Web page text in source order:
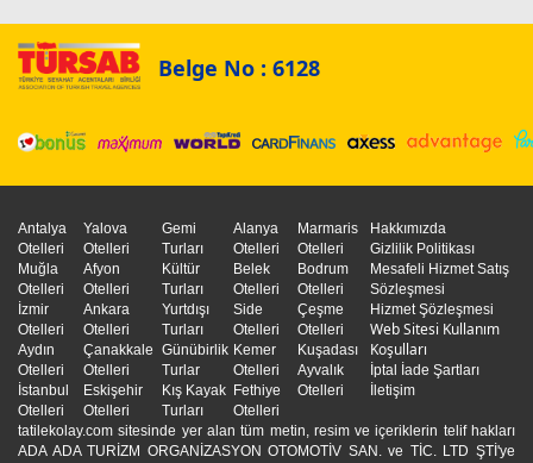
Belge No : 6128
Antalya
Otelleri
Muğla
Otelleri
İzmir
Otelleri
Aydın
Otelleri
İstanbul
Otelleri
Yalova
Otelleri
Afyon
Otelleri
Ankara
Otelleri
Çanakkale
Otelleri
Eskişehir
Otelleri
Gemi
Turları
Kültür
Turları
Yurtdışı
Turları
Günübirlik
Turlar
Kış Kayak
Turları
Alanya
Otelleri
Belek
Otelleri
Side
Otelleri
Kemer
Otelleri
Fethiye
Otelleri
Marmaris
Otelleri
Bodrum
Otelleri
Çeşme
Otelleri
Kuşadası
Ayvalık
Otelleri
Hakkımızda
Gizlilik Politikası
Mesafeli Hizmet Satış
Sözleşmesi
Hizmet Şözleşmesi
Web Sitesi Kullanım
Koşulları
İptal İade Şartları
İletişim
tatilekolay.com sitesinde yer alan tüm metin, resim ve içeriklerin telif hakları
ADA ADA TURİZM ORGANİZASYON OTOMOTİV SAN. ve TİC. LTD ŞTİ'ye